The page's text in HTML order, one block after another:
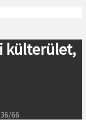
külterület,
66